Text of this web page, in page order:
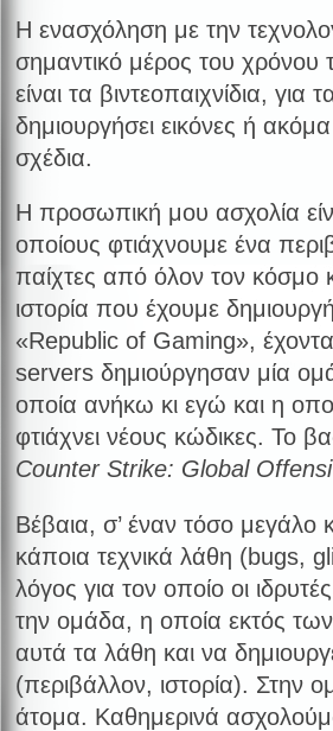
Η ενασχόληση με την
σημαντικό μέρος του χρόνου
είναι τα βιντεοπαιχνίδια,
δημιουργήσει εικόνες ή
σχέδια.
Η προσωπική μου ασχολία
οποίους φτιάχνουμε ένα
παίχτες από όλον τον κόσμο
ιστορία που έχουμε
«Republic of Gaming»,
servers δημιούργησαν μία
οποία ανήκω κι εγώ και η
φτιάχνει νέους κώδικες. Το
Counter Strike: Global
Βέβαια, σ’ έναν τόσο
κάποια τεχνικά λάθη (bugs,
λόγος για τον οποίο οι
την ομάδα, η οποία εκτός
αυτά τα λάθη και να
(περιβάλλον, ιστορία). Στην
άτομα. Καθημερινά